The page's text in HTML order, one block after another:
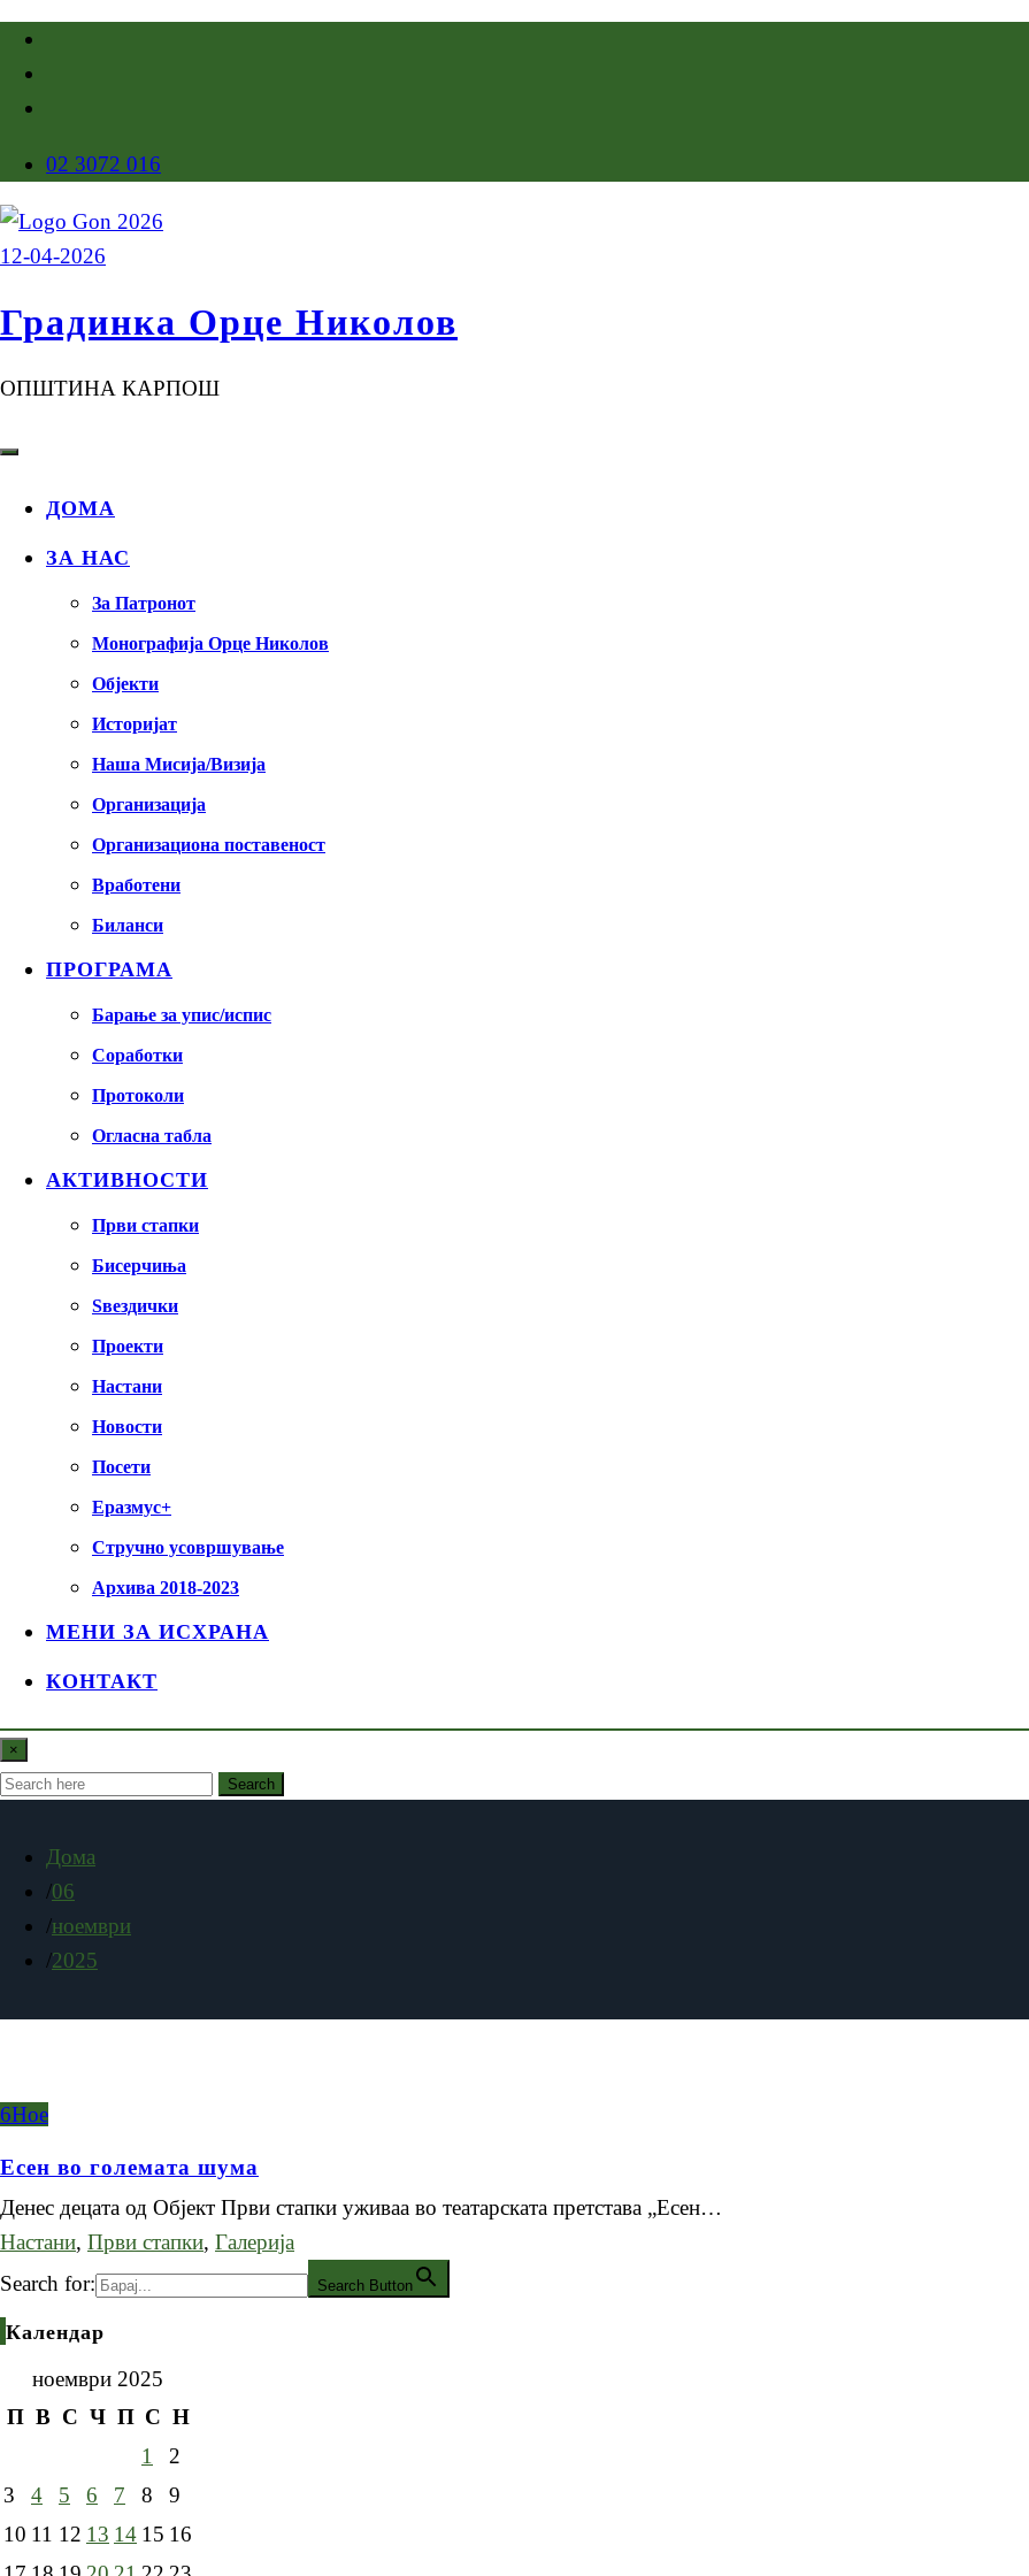
02 3072 016
Градинка Орце Николов
ОПШТИНА КАРПОШ
ДОМА
ЗА НАС
За Патронот
Монографија Орце Николов
Објекти
Историјат
Наша Мисија/Визија
Организација
Организациона поставеност
Вработени
Биланси
ПРОГРАМА
Барање за упис/испис
Соработки
Протоколи
Огласна табла
АКТИВНОСТИ
Први стапки
Бисерчиња
Ѕвездички
Проекти
Настани
Новости
Посети
Еразмус+
Стручно усовршување
Архива 2018-2023
МЕНИ ЗА ИСХРАНА
КОНТАКТ
×
Search
Дома
06
ноември
2025
6Ное
Есен во големата шума
Денес децата од Објект Први стапки уживаа во театарската претстава „Есен…
Настани, Први стапки, Галерија
Search for:
Search Button
Календар
ноември 2025
П В С Ч П С Н
1
2
3
4 5 6 7 8
9
10 11 12 13 14 15 16